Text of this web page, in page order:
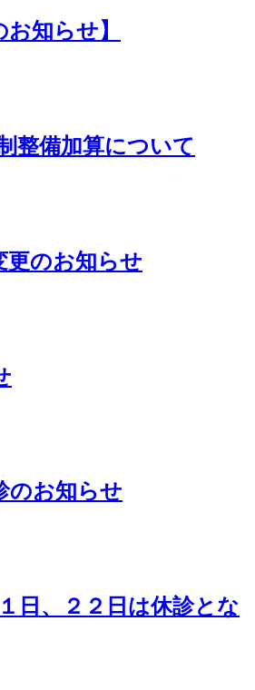
お知らせ】
整備加算について
更のお知らせ
のお知らせ
日、２２日は休診とな